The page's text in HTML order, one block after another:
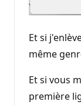
Et si
même
Et si vous
première